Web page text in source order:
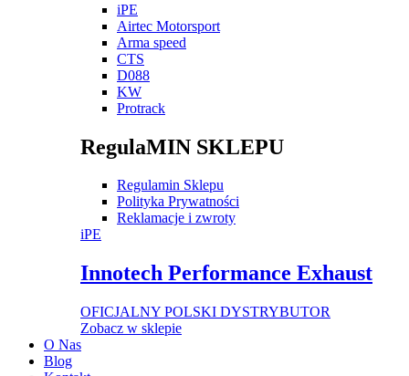
iPE
Airtec Motorsport
Arma speed
CTS
D088
KW
Protrack
RegulaMIN SKLEPU
Regulamin Sklepu
Polityka Prywatności
Reklamacje i zwroty
iPE
Innotech Performance Exhaust
OFICJALNY POLSKI DYSTRYBUTOR
Zobacz w sklepie
O Nas
Blog